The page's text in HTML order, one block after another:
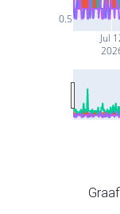
Jul
0.5